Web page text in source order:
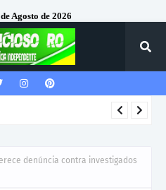
Agosto de 2026
em Alta Floresta
denúncia contra investigados